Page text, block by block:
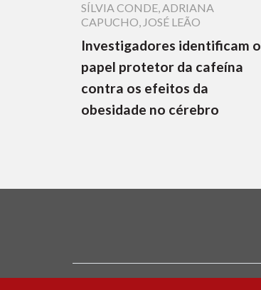
SÍLVIA CONDE,ADRIANA
CAPUCHO, JOSÉ LEÃO
Investigadores identificam o
papel protetor da cafeína
contra os efeitos da
obesidade no cérebro